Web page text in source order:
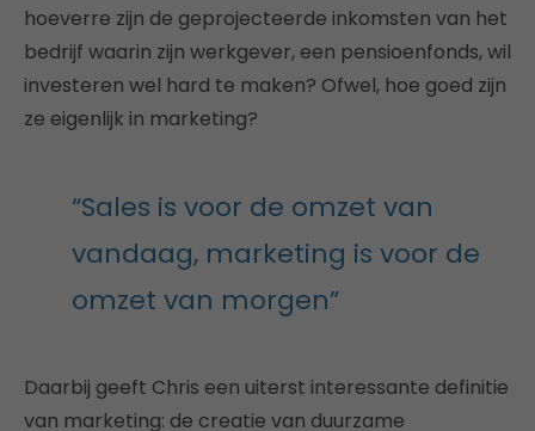
hoeverre zijn de geprojecteerde inkomsten van het
bedrijf waarin zijn werkgever, een pensioenfonds, wil
investeren wel hard te maken? Ofwel, hoe goed zijn
ze eigenlijk in marketing?
“Sales is voor de omzet van
vandaag, marketing is voor de
omzet van morgen”
Daarbij geeft Chris een uiterst interessante definitie
van marketing: de creatie van duurzame